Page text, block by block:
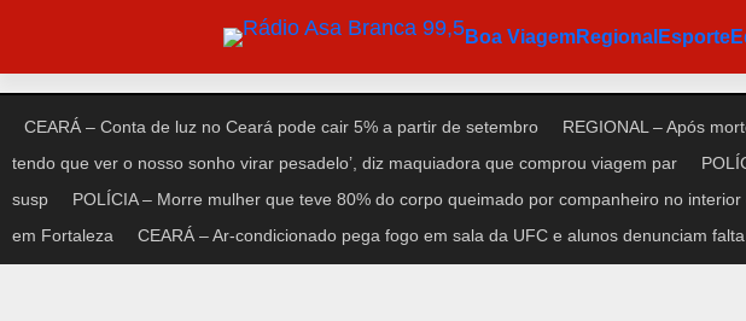
o
conteúdo
Boa ViagemRegional Esporte
CEARÁ – Conta de luz no Ceará pode cair 5% a partir de setembro REGIONAL – Após
tendo que ver o nosso sonho virar pesadelo’, diz maquiadora que comprou viagem par
susp
POLÍCIA – Morre mulher que teve 80% do corpo queimado por companheiro no interior
em Fortaleza
CEARÁ – Ar-condicionado pega fogo em sala da UFC e alunos denunciam